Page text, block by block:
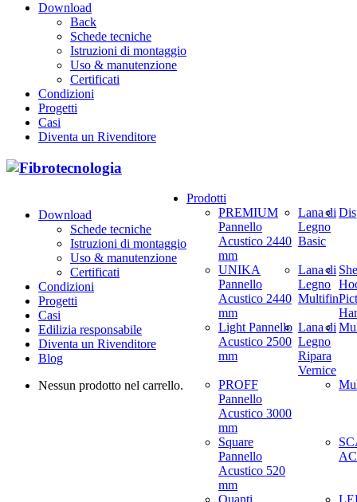
Download
Back
Schede tecniche
Istruzioni di montaggio
Uso & manutenzione
Certificati
Condizioni
Progetti
Casi
Diventa un Rivenditore
Download
Schede tecniche
Istruzioni di montaggio
Uso & manutenzione
Certificati
Condizioni
Progetti
Casi
Edilizia responsabile
Diventa un Rivenditore
Blog
Nessun prodotto nel carrello.
Prodotti
PREMIUM
Pannello
Acustico 2440
mm
UNIKA
Pannello
Acustico 2440
mm
Light Pannello
Acustico 2500
mm
PROFF
Pannello
Acustico 3000
mm
Square
Pannello
Acustico 520
mm
Lana di
Legno
Basic
Lana di
Legno
Multifin
Lana di
Legno
Ripara
Vernice